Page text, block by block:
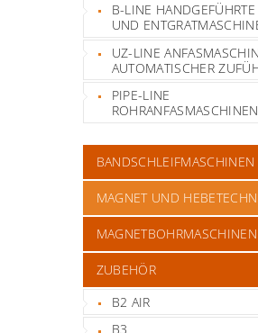
B-LINE HANDGEFÜHRTE
UND
UZ-LINE
AUTOMATISCHER
PIPE-LINE
ROHRANFASMASCHINEN
BANDSCHLEIFMASCHINEN
MAGNET UND
MAGNETBOHRMASCHINEN
ZUBEHÖR
B2 AIR
B3